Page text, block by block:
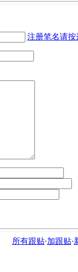
注册笔名请按
所有跟贴·加跟贴·